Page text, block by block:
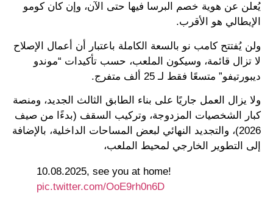
يُعلن عن هوية خصم البرسا فيها حتى الآن، وإن كان كومو
الإيطالي هو الأقرب.
ولن يُفتتح كامب نو بالسعة الكاملة باعتبار أن أعمال الإصلاح
لا تزال قائمة، وسيكون الملعب، حسب تأكيدات “موندو
ديبورتيفو” متسعًا فقط لـ 25 ألف متفرج.
ولا يزال العمل جاريًا على بناء الطابق الثالث الجديد، ومنصة
كبار الشخصيات المزدوجة، وتركيب السقف (بدءًا من صيف
2026)، والتجديد النهائي لبعض المساحات الداخلية، بالإضافة
إلى التطوير الخارجي لمحيط الملعب،
10.08.2025, see you at home!
pic.twitter.com/OoE9rh0n6D